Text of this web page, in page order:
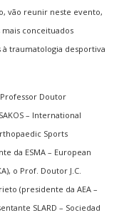
vão reunir neste evento,
conceituados
traumatologia desportiva
Doutor
– International
Sports
da ESMA – European
o Prof. Doutor J.C.
(presidente da AEA –
SLARD – Sociedad